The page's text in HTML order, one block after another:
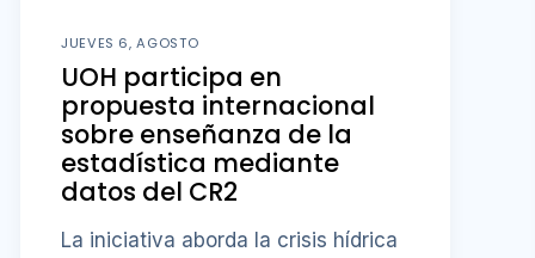
JUEVES 6, AGOSTO
UOH participa en
propuesta internacional
sobre enseñanza de la
estadística mediante
datos del CR2
La iniciativa aborda la crisis hídrica